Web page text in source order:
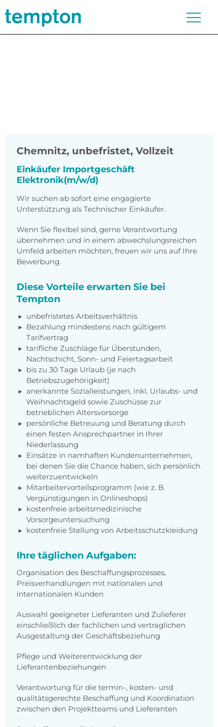
Chemnitz, unbefristet, Vollzeit
Einkäufer Importgeschäft
Elektronik(m/w/d)
Wir suchen ab sofort eine engagierte
Unterstützung als Technischer Einkäufer.
Wenn Sie flexibel sind, gerne Verantwortung
übernehmen und in einem abwechslungsreichen
Umfeld arbeiten möchten, freuen wir uns auf Ihre
Bewerbung.
Diese Vorteile erwarten Sie bei
Tempton
unbefristetes Arbeitsverhältnis
Bezahlung mindestens nach gültigem
Tarifvertrag
tarifliche Zuschläge für Überstunden,
Nachtschicht, Sonn- und Feiertagsarbeit
bis zu 30 Tage Urlaub (je nach
Betriebszugehörigkeit)
anerkannte Sozialleistungen, inkl. Urlaubs- und
Weihnachtsgeld sowie Zuschüsse zur
betrieblichen Altersvorsorge
persönliche Betreuung und Beratung durch
einen festen Ansprechpartner in Ihrer
Niederlassung
Einsätze in namhaften Kundenunternehmen,
bei denen Sie die Chance haben, sich persönlich
weiterzuentwickeln
Mitarbeitervorteilsprogramm (wie z. B.
Vergünstigungen in Onlineshops)
kostenfreie arbeitsmedizinische
Vorsorgeuntersuchung
kostenfreie Stellung von Arbeitsschutzkleidung
Ihre täglichen Aufgaben:
Organisation des Beschaffungsprozesses,
Preisverhandlungen mit nationalen und
internationalen Kunden
Auswahl geeigneter Lieferanten und Zulieferer
einschließlich der fachlichen und vertraglichen
Ausgestaltung der Geschäftsbeziehung
Pflege und Weiterentwicklung der
Lieferantenbeziehungen
Verantwortung für die termin-, kosten- und
qualitätsgerechte Beschaffung und Koordination
zwischen den Projektteams und Lieferanten